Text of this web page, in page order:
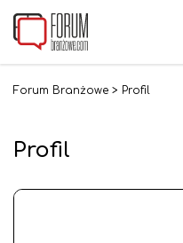
Forum Branżowe > Profil
Profil